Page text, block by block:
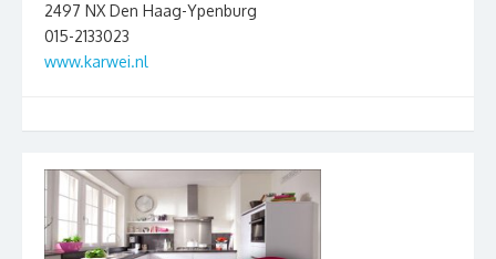
2497 NX Den Haag-Ypenburg
015-2133023
www.karwei.nl